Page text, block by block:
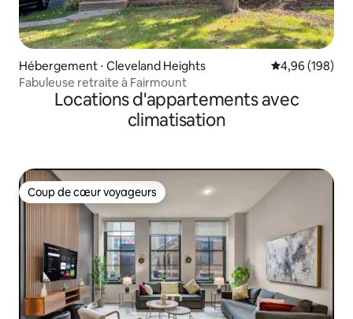
Hébergement ⋅ Cleveland Heights Évaluation
4,96 (198)
Fabuleuse retraite à Fairmount
Locations d'appartements avec
climatisation
Coup de cœur voyageurs
Coup de cœur voyageurs